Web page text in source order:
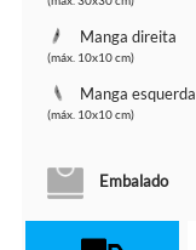
Manga direita
(máx. 10x10 cm)
Manga esquerda
(máx. 10x10 cm)
Embalado